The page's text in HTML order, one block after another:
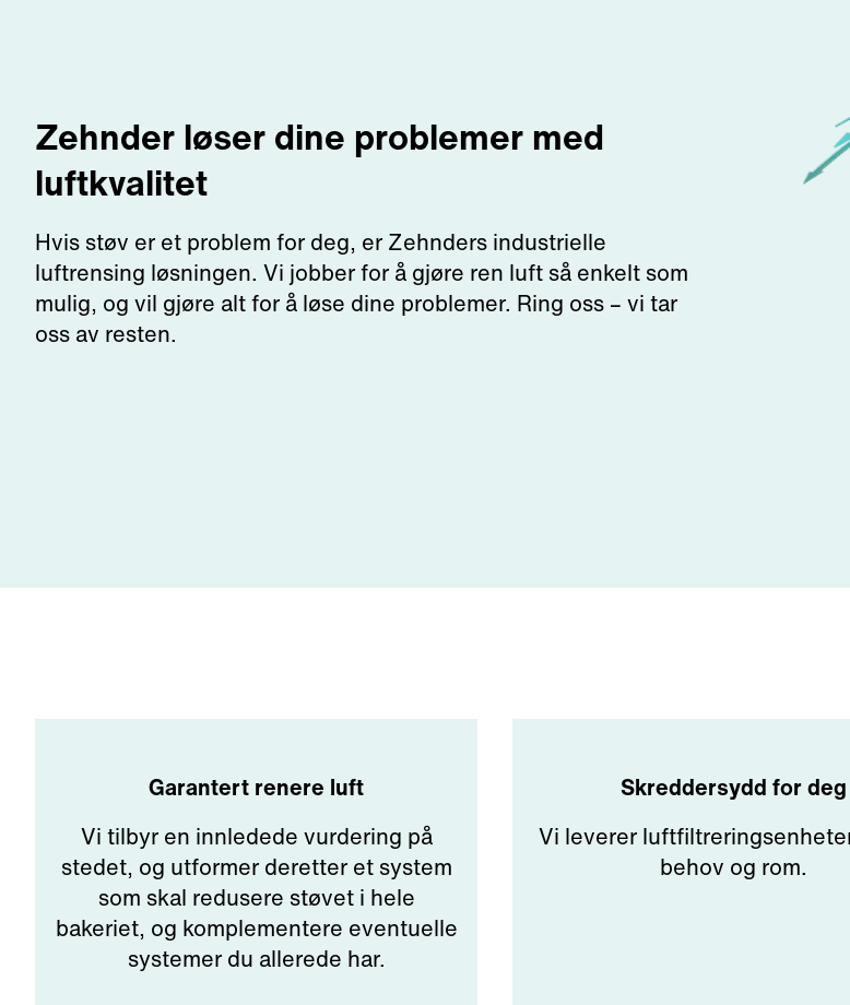
Zehnder løser dine problemer med
luftkvalitet
Hvis støv er et problem for deg, er Zehnders industrielle
luftrensing løsningen. Vi jobber for å gjøre ren luft så enkelt som
mulig, og vil gjøre alt for å løse dine problemer. Ring oss – vi tar
oss av resten.
Garantert renere luft
Vi tilbyr en innledede vurdering på
stedet, og utformer deretter et system
som skal redusere støvet i hele
bakeriet, og komplementere eventuelle
systemer du allerede har.
Skreddersydd for deg
Vi leverer
behov og rom.